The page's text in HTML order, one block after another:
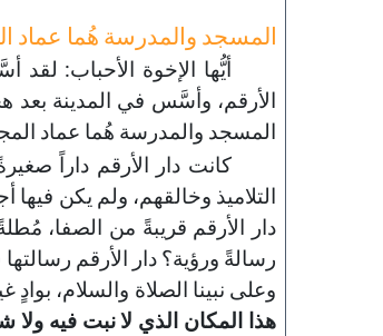
المسجد والمدرسة هُما عماد
أيُّها الإخوة الأحباب:
الأرقم، وأسَّس في المدينة بعد
المسجد والمدرسة هُما عماد
كانت دار الأرقم داراً
التلاميذ وخالقهم، ولم يكن
دار الأرقم قريبةً من الصفا،
رسالةً ورؤية؟ دار الأرقم
وعلى نبينا الصلاة والسلام،
هذا المكان الذي لا نبت فيه
143-مكارم الأخلاق
خطب الجمعة - 2019-06-21
تاريخ النشر : 2019-09-04